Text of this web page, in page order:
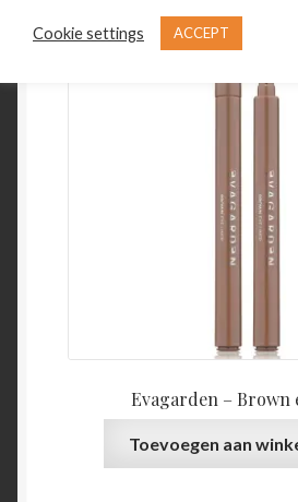
Wie is Belle-Lyn ?
Evagarden – Brown
Toevoegen aan
Cookie settings ACCEPT